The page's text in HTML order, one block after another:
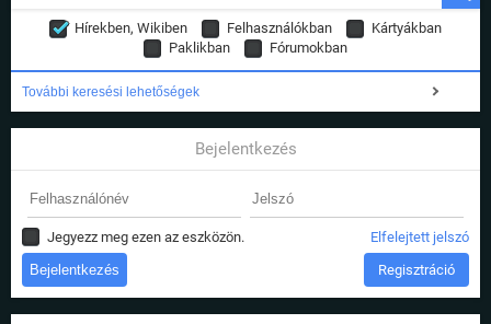
Hírekben, Wikiben Felhasználókban
Kártyákban
Paklikban
Fórumokban
További keresési lehetőségek
Bejelentkezés
Jegyezz meg ezen az eszközön. Elfelejtett jelszó
Regisztráció